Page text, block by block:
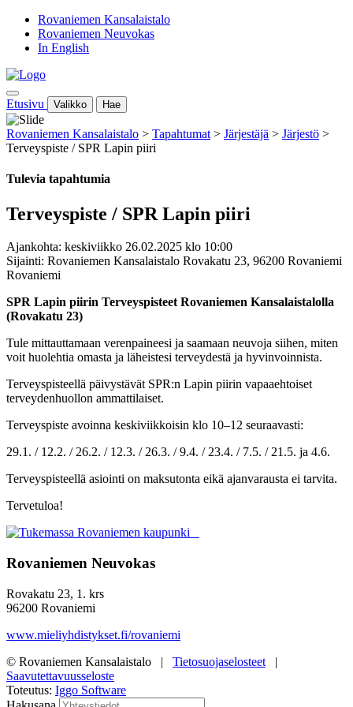
Rovaniemen Kansalaistalo
Rovaniemen Neuvokas
In English
Etusivu Valikko Hae
Rovaniemen Kansalaistalo > Tapahtumat > Järjestäjä > Järjestö >
Terveyspiste / SPR Lapin piiri
Tulevia tapahtumia
Terveyspiste / SPR Lapin piiri
Ajankohta: keskiviikko 26.02.2025 klo 10:00
Sijainti: Rovaniemen Kansalaistalo Rovakatu 23, 96200 Rovaniemi
Rovaniemi
SPR Lapin piirin TerveyspisteetRovaniemen Kansalaistalolla
(Rovakatu 23)
Tule mittauttamaan verenpaineesi ja saamaan neuvoja siihen, miten
voit huolehtia omasta ja läheistesi terveydestä ja hyvinvoinnista.
Terveyspisteellä päivystävät SPR:n Lapin piirin vapaaehtoiset
terveydenhuollon ammattilaiset.
Terveyspiste avoinna keskiviikkoisin klo 10–12 seuraavasti:
29.1. / 12.2. / 26.2. / 12.3. / 26.3. / 9.4. / 23.4. / 7.5. / 21.5. ja 4.6.
Terveyspisteellä asiointi on maksutonta eikä ajanvarausta ei tarvita.
Tervetuloa!
Rovaniemen Neuvokas
Rovakatu 23, 1. krs
96200 Rovaniemi
www.mieliyhdistykset.fi/rovaniemi
© Rovaniemen Kansalaistalo | Tietosuojaselosteet |
Saavutettavuusseloste
Toteutus: Iggo Software